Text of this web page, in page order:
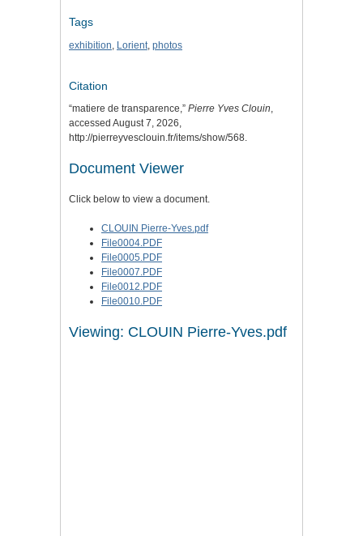
Tags
exhibition, Lorient, photos
Citation
“matiere de transparence,” Pierre Yves Clouin,
accessed August 7, 2026,
http://pierreyvesclouin.fr/items/show/568.
Document Viewer
Click below to view a document.
CLOUIN Pierre-Yves.pdf
File0004.PDF
File0005.PDF
File0007.PDF
File0012.PDF
File0010.PDF
Viewing: CLOUIN Pierre-Yves.pdf